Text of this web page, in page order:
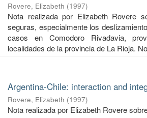
Rovere, Elizabeth (1997)
Nota realizada por Elizabeth Rovere
seguras, especialmente los
casos en Comodoro Rivadavia,
localidades de la provincia de La Rioja.
Argentina-Chile: interaction and
Rovere, Elizabeth (1997)
Nota realizada por Elizabeth Rovere